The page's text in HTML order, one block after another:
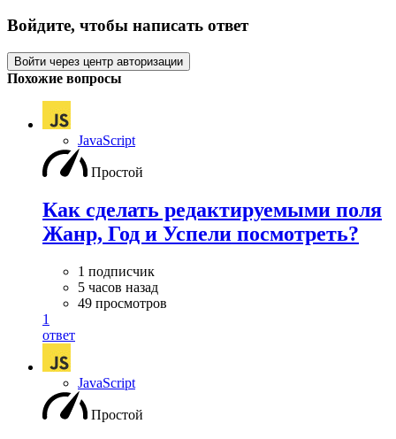
Войдите, чтобы написать ответ
Войти через центр авторизации
Похожие вопросы
JavaScript
Простой
Как сделать редактируемыми поля
Жанр, Год и Успели посмотреть?
1 подписчик
5 часов назад
49 просмотров
1
ответ
JavaScript
Простой